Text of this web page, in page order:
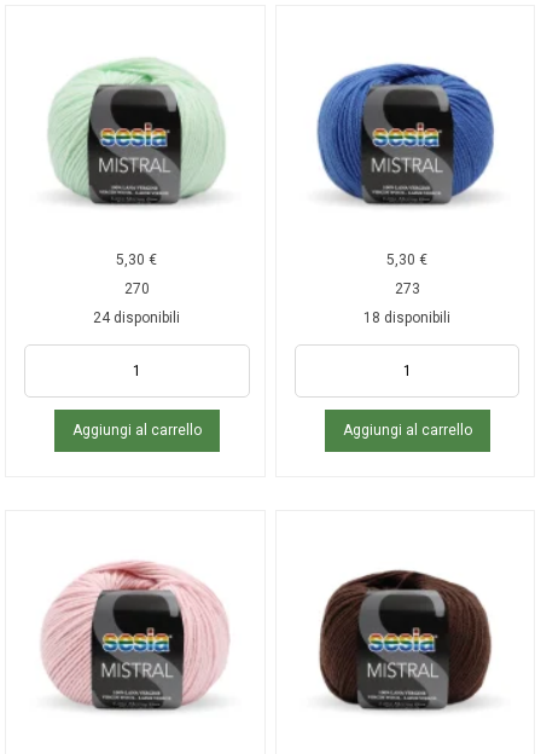
5,30€
270
24 disponibili
Aggiungi al carrello
5,30€
273
18 disponibili
Aggiungi al carrello